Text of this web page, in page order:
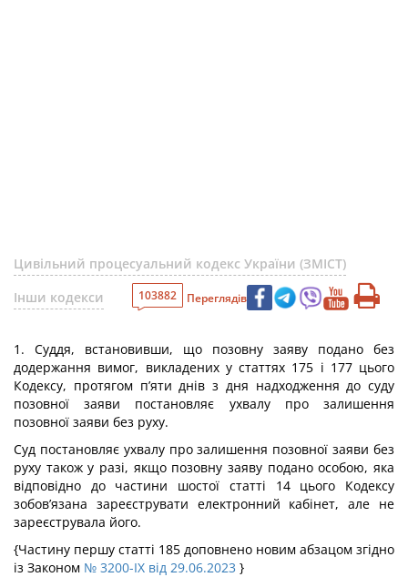
Цивільний процесуальний кодекс України (ЗМІСТ)
Інши кодекси
103882 Переглядів
1. Суддя, встановивши, що позовну заяву подано без
додержання вимог, викладених у статтях 175 і 177 цього
Кодексу, протягом п’яти днів з дня надходження до суду
позовної заяви постановляє ухвалу про залишення
позовної заяви без руху.
Суд постановляє ухвалу про залишення позовної заяви без
руху також у разі, якщо позовну заяву подано особою, яка
відповідно до частини шостої статті 14 цього Кодексу
зобов’язана зареєструвати електронний кабінет, але не
зареєструвала його.
{Частину першу статті 185 доповнено новим абзацом згідно
із Законом № 3200-IX від 29.06.2023 }